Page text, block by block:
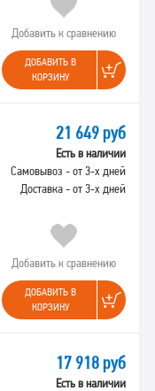
Добавить к сравнению
ДОБАВИТЬ В
КОРЗИНУ
21 649 руб
Есть в наличии
Самовывоз - от 3-х дней
Доставка - от 3-х дней
Добавить к сравнению
ДОБАВИТЬ В
КОРЗИНУ
17 918 руб
Есть в наличии